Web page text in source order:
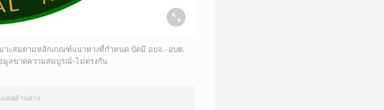
มาะสมตามหลักเกณฑ์แนวทางที่กำหนด ปัดมี อบจ.-อบต.
มูลขาดความสมบูรณ์-ไม่ตรงกัน
ต่อด้านล่าง